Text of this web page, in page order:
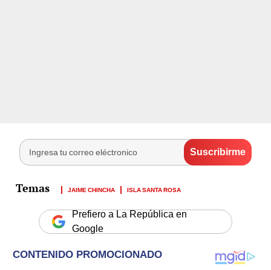
JAIME CHINCHA ISLA SANTA ROSA
Prefiero a La República en
Google